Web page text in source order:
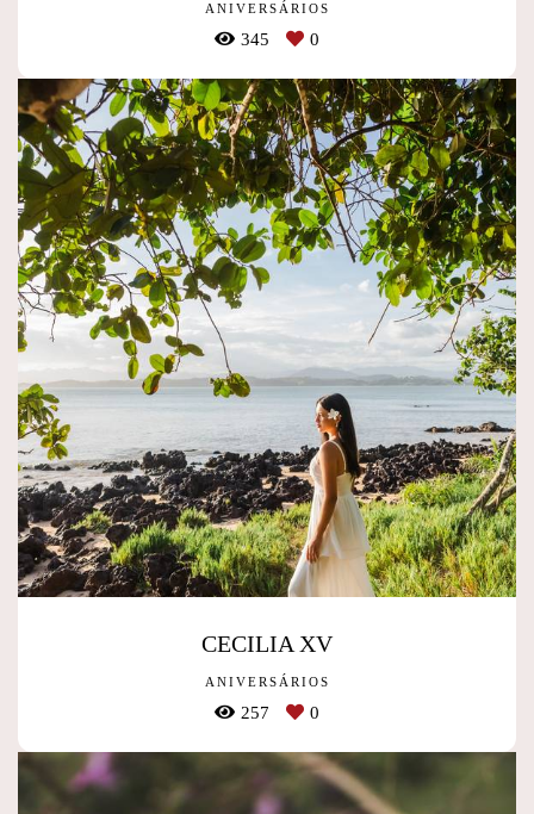
ANIVERSÁRIOS
345 0
CECILIA XV
ANIVERSÁRIOS
257 0